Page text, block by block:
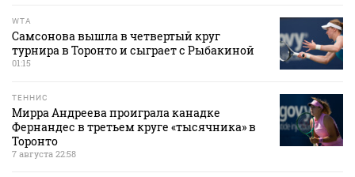
WTA
Самсонова вышла в четвертый круг
турнира в Торонто и сыграет с Рыбакиной
01:15
ТЕННИС
Мирра Андреева проиграла канадке
Фернандес в третьем круге «тысячника» в
Торонто
7 августа 22:58